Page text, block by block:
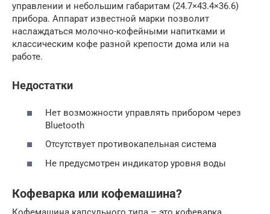
управлении и небольшим габаритам (24.7×43.4×36.6)
прибора. Аппарат известной марки позволит
наслаждаться молочно-кофейными напитками и
классическим кофе разной крепости дома или на
работе.
Недостатки
Нет возможности управлять прибором через
Bluetooth
Отсутствует противокапельная система
Не предусмотрен индикатор уровня воды
Кофеварка или кофемашина?